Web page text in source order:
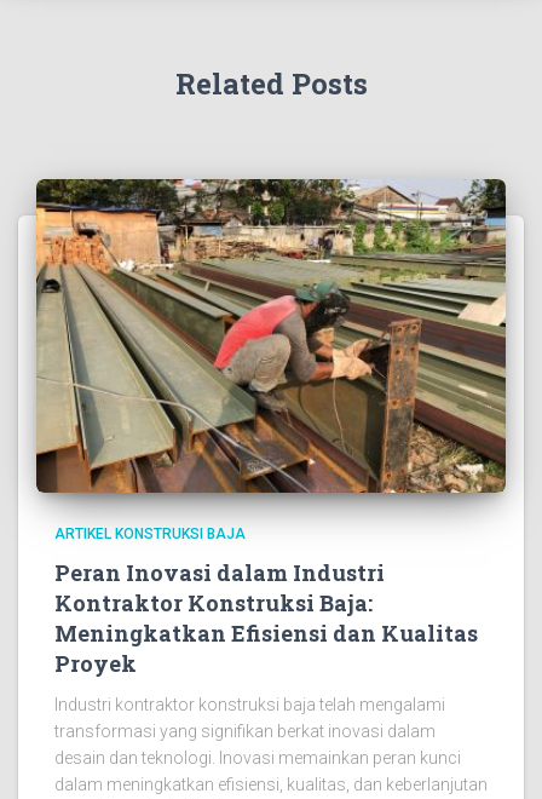
Related Posts
ARTIKEL KONSTRUKSI BAJA
Peran Inovasi dalam Industri
Kontraktor Konstruksi Baja:
Meningkatkan Efisiensi dan Kualitas
Proyek
Industri kontraktor konstruksi baja telah mengalami
transformasi yang signifikan berkat inovasi dalam
desain dan teknologi. Inovasi memainkan peran kunci
dalam meningkatkan efisiensi, kualitas, dan keberlanjutan